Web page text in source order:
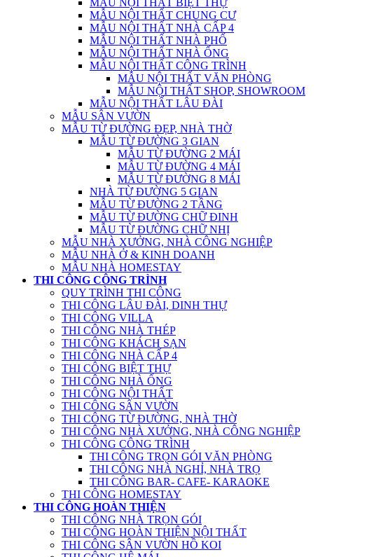
MẪU NỘI THẤT BIỆT THỰ
MẪU NỘI THẤT CHUNG CƯ
MẪU NỘI THẤT NHÀ CẤP 4
MẪU NỘI THẤT NHÀ PHỐ
MẪU NỘI THẤT NHÀ ỐNG
MẪU NỘI THẤT CÔNG TRÌNH
MẪU NỘI THẤT VĂN PHÒNG
MẪU NỘI THẤT SHOP, SHOWROOM
MẪU NỘI THẤT LÂU ĐÀI
MẪU SÂN VƯỜN
MẪU TỪ ĐƯỜNG ĐẸP, NHÀ THỜ
MẪU TỪ ĐƯỜNG 3 GIAN
MẪU TỪ ĐƯỜNG 2 MÁI
MẪU TỪ ĐƯỜNG 4 MÁI
MẪU TỪ ĐƯỜNG 8 MÁI
NHÀ TỪ ĐƯỜNG 5 GIAN
MẪU TỪ ĐƯỜNG 2 TẦNG
MẪU TỪ ĐƯỜNG CHỮ ĐINH
MẪU TỪ ĐƯỜNG CHỮ NHỊ
MẪU NHÀ XƯỞNG, NHÀ CÔNG NGHIỆP
MẪU NHÀ Ở & KINH DOANH
MẪU NHÀ HOMESTAY
THI CÔNG CÔNG TRÌNH
QUY TRÌNH THI CÔNG
THI CÔNG LÂU ĐÀI, DINH THỰ
THI CÔNG VILLA
THI CÔNG NHÀ THÉP
THI CÔNG KHÁCH SẠN
THI CÔNG NHÀ CẤP 4
THI CÔNG BIỆT THỰ
THI CÔNG NHÀ ỐNG
THI CÔNG NỘI THẤT
THI CÔNG SÂN VƯỜN
THI CÔNG TỪ ĐƯỜNG, NHÀ THỜ
THI CÔNG NHÀ XƯỞNG, NHÀ CÔNG NGHIỆP
THI CÔNG CÔNG TRÌNH
THI CÔNG TRỌN GÓI VĂN PHÒNG
THI CÔNG NHÀ NGHỈ, NHÀ TRỌ
THI CÔNG BAR- CAFE- KARAOKE
THI CÔNG HOMESTAY
THI CÔNG HOÀN THIỆN
THI CÔNG NHÀ TRỌN GÓI
THI CÔNG HOÀN THIỆN NỘI THẤT
THI CÔNG SÂN VƯỜN HỒ KOI